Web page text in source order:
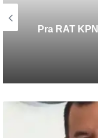
Langsung